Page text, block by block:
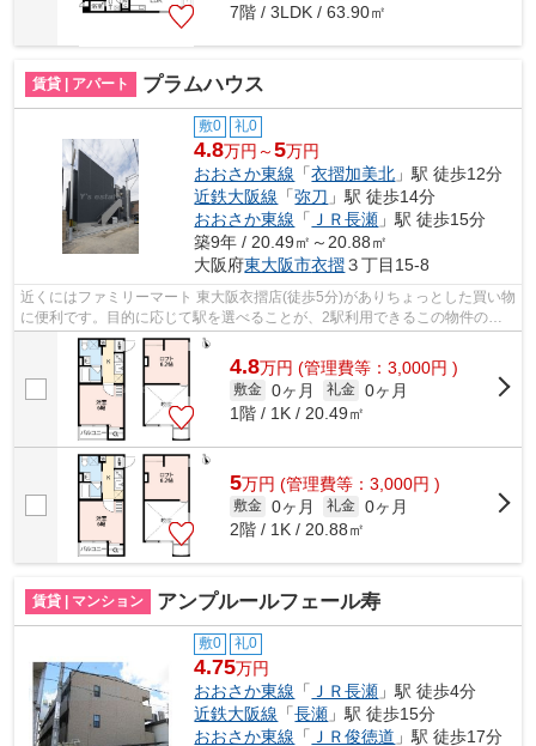
7階 / 3LDK / 63.90㎡
賃貸 | アパート プラムハウス
敷0 礼0
4.8万円～5万円
おおさか東線 「衣摺加美北 」駅 徒歩12分
近鉄大阪線 「弥刀 」駅 徒歩14分
おおさか東線 「 ＪＲ長瀬 」駅 徒歩15分
築9年 / 20.49㎡～20.88㎡
大阪府東大阪市衣摺３丁目15-8
近くにはファミリーマート 東大阪衣摺店(徒歩5分)がありちょっとした買い物
に便利です。目的に応じて駅を選べることが、2駅利用できるこの物件のメ
リットです。築9年でしっかりとした...
4.8万円 (管理費等：3,000円 )
敷金 0ヶ月 礼金 0ヶ月
1階 / 1K / 20.49㎡
5万円 (管理費等：3,000円 )
敷金 0ヶ月 礼金 0ヶ月
2階 / 1K / 20.88㎡
賃貸 | マンション アンプルールフェール寿
敷0 礼0
4.75万円
おおさか東線 「 ＪＲ長瀬 」駅 徒歩4分
近鉄大阪線 「長瀬 」駅 徒歩15分
おおさか東線 「 ＪＲ俊徳道 」駅 徒歩17分